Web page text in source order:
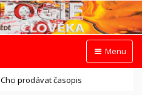
Menu
Chci prodávat časopis